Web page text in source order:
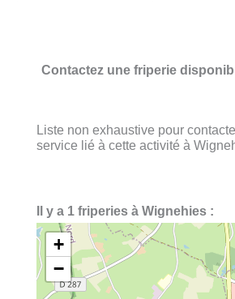
Contactez une friperie
Liste non exhaustive pour
service lié à cette activité à
Il y a 1 friperies à Wignehies :
+
−